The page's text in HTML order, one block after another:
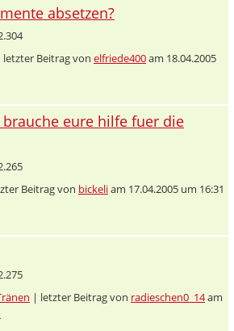
absetzen?
letzter Beitrag von elfriede400am 18.04.2005
eure hilfe fuer die
Beitrag von bickeliam 17.04.2005 um 16:31
| letzter Beitrag von radieschen0_14am